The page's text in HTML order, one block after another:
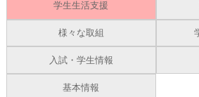
学生生活支援
様々な取組
入試・学生情報
基本情報